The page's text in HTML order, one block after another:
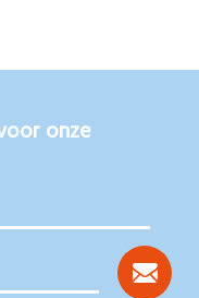
onze